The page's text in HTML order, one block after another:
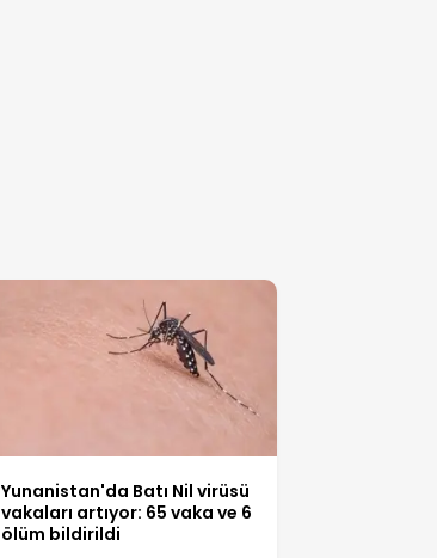
Yunanistan'da Batı Nil virüsü
vakaları artıyor: 65 vaka ve 6
ölüm bildirildi